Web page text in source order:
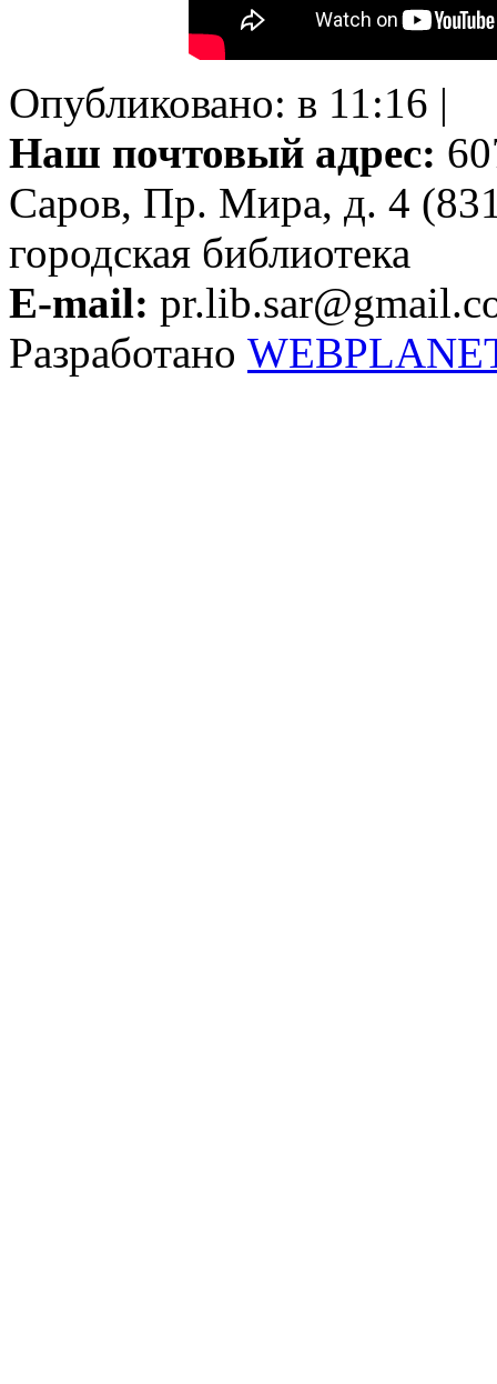
Опубликовано: в 11:16 |
Наш почтовый адрес:
Саров, Пр. Мира, д. 4
городская библиотека
E-mail:
Разработано